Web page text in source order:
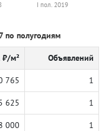
I пол. 2019
по полугодиям
₽/м² Объявлений
765 1
625 1
000 1